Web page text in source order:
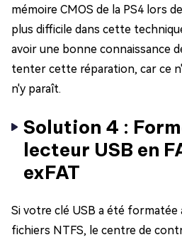
mémoire CMOS de la PS4 lors
plus difficile dans cette
avoir une bonne connaissance
tenter cette réparation, car ce
n'y paraît.
Solution 4 :
lecteur USB en
exFAT
Si votre clé USB a été formatée
fichiers NTFS, le centre de